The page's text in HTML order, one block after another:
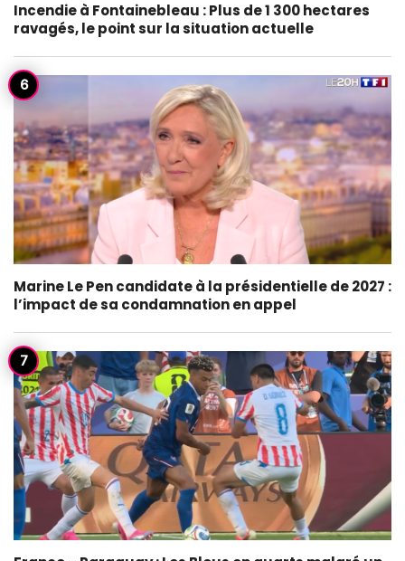
Incendie à Fontainebleau : Plus de 1 300 hectares
ravagés, le point sur la situation actuelle
Marine Le Pen candidate à la présidentielle de 2027 :
l’impact de sa condamnation en appel